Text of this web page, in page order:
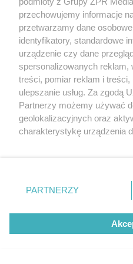
ZOBACZ WIĘCEJ
przechowujemy informacje
przetwarzamy dane
identyfikatory, standardowe
urządzenie czy dane
spersonalizowanych reklam,
treści, pomiar reklam i treści,
ulepszanie usług. Za zgodą
Partnerzy możemy używać
geolokalizacyjnych oraz
charakterystykę urządzenia
zmienić/wycofać klikając
znajdujący się w lewym
rodzaje przetwarzania
użytkownika, ale masz
przetwarzaniu. Preferencje
PARTNERZY